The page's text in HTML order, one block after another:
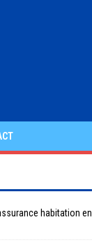
habitation en